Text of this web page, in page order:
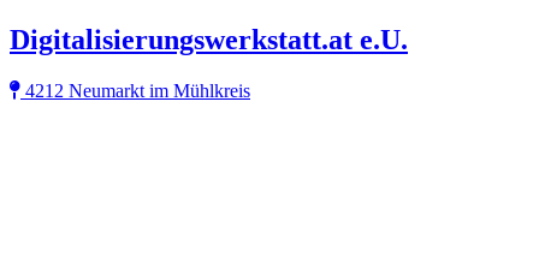
Digitalisierungswerkstatt.at e.U.
4212 Neumarkt im Mühlkreis